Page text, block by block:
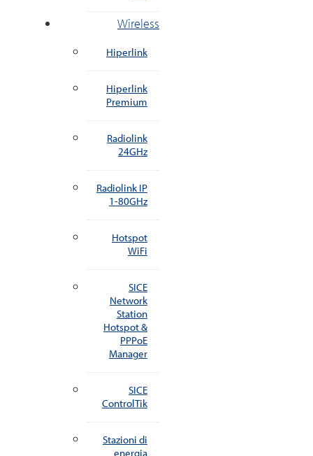
Wireless
Hiperlink
Hiperlink
Premium
Radiolink
24GHz
Radiolink IP
1-80GHz
Hotspot
WiFi
SICE
Network
Station
Hotspot &
PPPoE
Manager
SICE
ControlTik
Stazioni di
energia